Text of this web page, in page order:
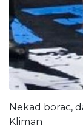
Nekad borac,
Kliman